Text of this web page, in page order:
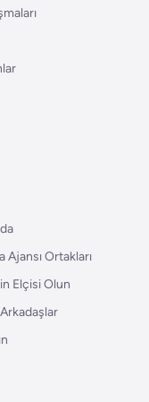
Ajansı Ortakları
Elçisi Olun